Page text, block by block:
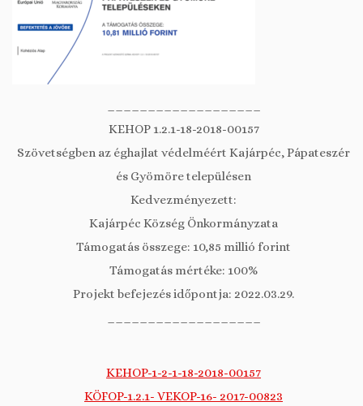
KEHOP 1.2.1-18-2018-00157
Szövetségben az éghajlat védelméért Kajárpéc, Pápateszér
és Gyömöre településen
Kedvezményezett:
Kajárpéc Község Önkormányzata
Támogatás összege: 10,85 millió forint
Támogatás mértéke: 100%
Projekt befejezés időpontja: 2022.03.29.
KEHOP-1-2-1-18-2018-00157
KÖFOP-1.2.1- VEKOP-16- 2017-00823